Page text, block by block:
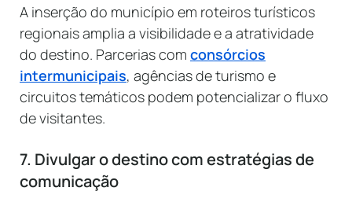
A inserção do município em roteiros turísticos
regionais amplia a visibilidade e a atratividade
do destino. Parcerias com consórcios
intermunicipais, agências de turismo e
circuitos temáticos podem potencializar o fluxo
de visitantes.
7. Divulgar o destino com estratégias de
comunicação